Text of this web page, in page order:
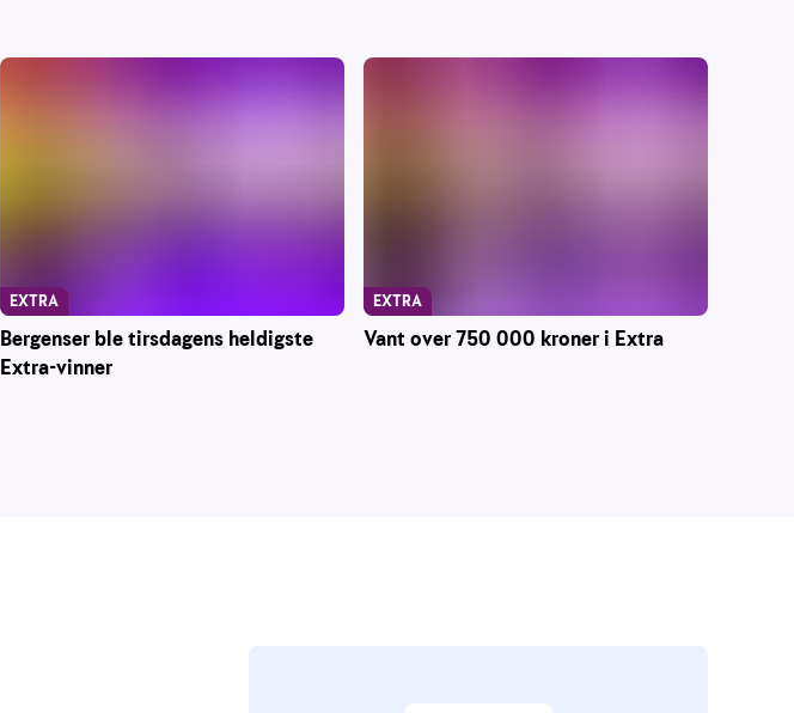
Bergenser ble tirsdagens heldigste
Extra-vinner
EXTRA
Vant over 750 000 kroner i Extra
EXTRA